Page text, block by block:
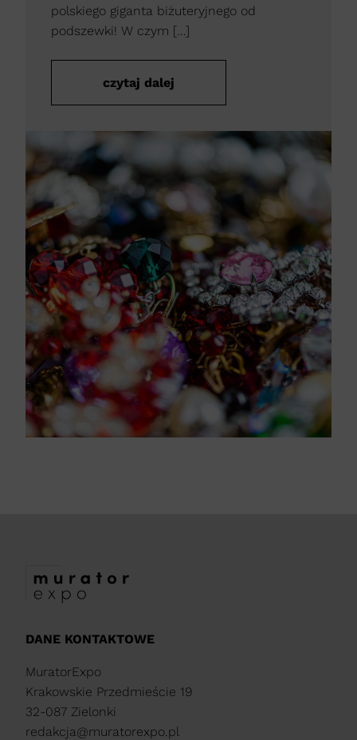
polskiego giganta biżuteryjnego od
podszewki! W czym […]
czytaj dalej
DANE KONTAKTOWE
MuratorExpo
Krakowskie Przedmieście 19
32-087 Zielonki
redakcja@muratorexpo.pl